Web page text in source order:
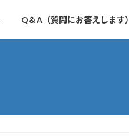
Q＆A（質問にお答えします）